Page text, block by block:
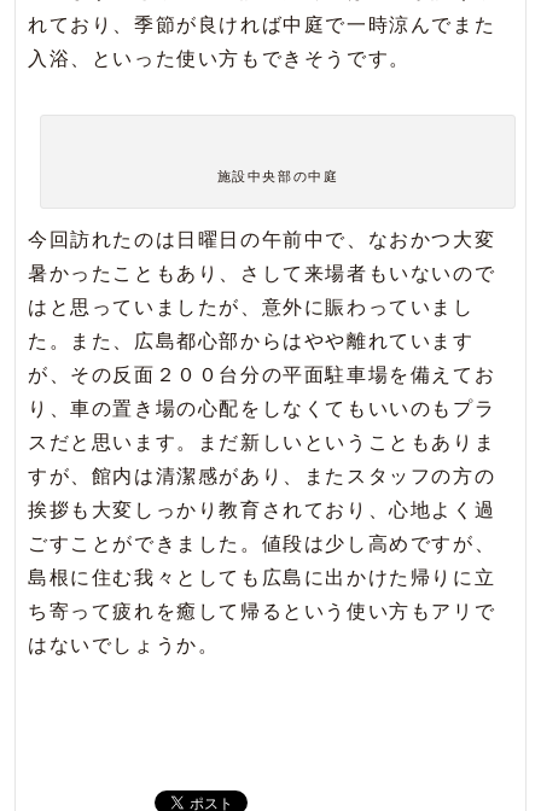
れており、季節が良ければ中庭で一時涼んでまた
入浴、といった使い方もできそうです。
施設中央部の中庭
今回訪れたのは日曜日の午前中で、なおかつ大変
暑かったこともあり、さして来場者もいないので
はと思っていましたが、意外に賑わっていまし
た。また、広島都心部からはやや離れています
が、その反面２００台分の平面駐車場を備えてお
り、車の置き場の心配をしなくてもいいのもプラ
スだと思います。まだ新しいということもありま
すが、館内は清潔感があり、またスタッフの方の
挨拶も大変しっかり教育されており、心地よく過
ごすことができました。値段は少し高めですが、
島根に住む我々としても広島に出かけた帰りに立
ち寄って疲れを癒して帰るという使い方もアリで
はないでしょうか。